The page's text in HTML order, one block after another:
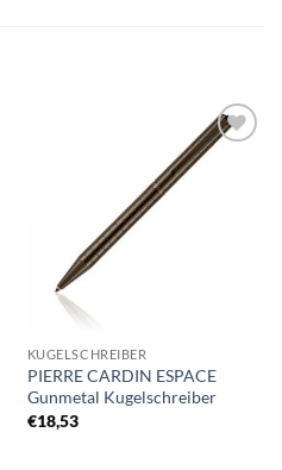
Auf die
KUGELSCHREIBER
PIERRE CARDIN ESPACE
Gunmetal Kugelschreiber
€18,53